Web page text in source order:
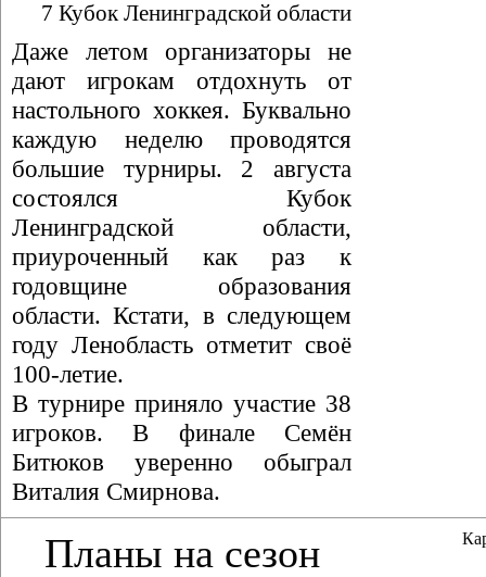
7 Кубок Ленинградской области
Даже летом организаторы не
дают игрокам отдохнуть от
настольного хоккея. Буквально
каждую неделю проводятся
большие турниры. 2 августа
состоялся Кубок
Ленинградской области,
приуроченный как раз к
годовщине образования
области. Кстати, в следующем
году Ленобласть отметит своё
100-летие.
В турнире приняло участие 38
игроков. В финале Семён
Битюков уверенно обыграл
Виталия Смирнова.
Планы на сезон